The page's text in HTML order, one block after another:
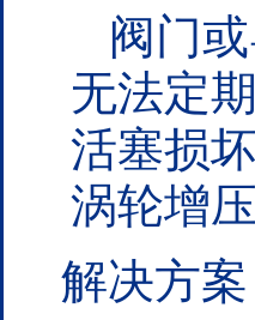
阀门或
无法定
活塞损
涡轮增
解决方案